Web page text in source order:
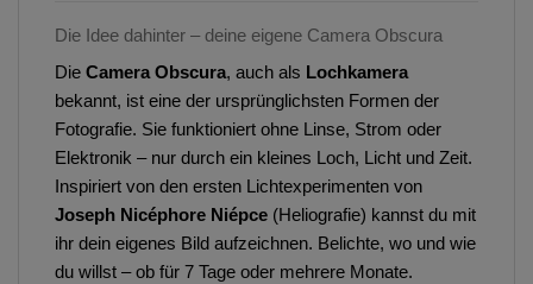
Die Idee dahinter – deine eigene Camera Obscura
Die Camera Obscura, auch als Lochkamera
bekannt, ist eine der ursprünglichsten Formen der
Fotografie. Sie funktioniert ohne Linse, Strom oder
Elektronik – nur durch ein kleines Loch, Licht und Zeit.
Inspiriert von den ersten Lichtexperimenten von
Joseph Nicéphore Niépce (Heliografie) kannst du mit
ihr dein eigenes Bild aufzeichnen. Belichte, wo und wie
du willst – ob für 7 Tage oder mehrere Monate.